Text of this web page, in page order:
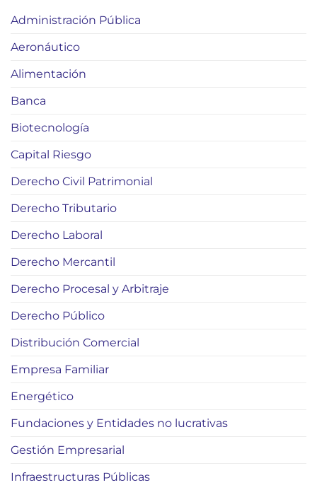
Administración Pública
Aeronáutico
Alimentación
Banca
Biotecnología
Capital Riesgo
Derecho Civil Patrimonial
Derecho Tributario
Derecho Laboral
Derecho Mercantil
Derecho Procesal y Arbitraje
Derecho Público
Distribución Comercial
Empresa Familiar
Energético
Fundaciones y Entidades no lucrativas
Gestión Empresarial
Infraestructuras Públicas